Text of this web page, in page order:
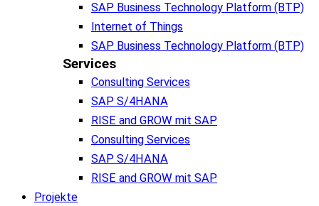
SAP Business Technology Platform (BTP)
Internet of Things
SAP Business Technology Platform (BTP)
Services
Consulting Services
SAP S/4HANA
RISE and GROW mit SAP
Consulting Services
SAP S/4HANA
RISE and GROW mit SAP
Projekte